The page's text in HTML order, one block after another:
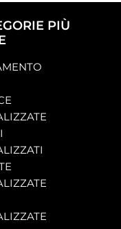
PIÙ